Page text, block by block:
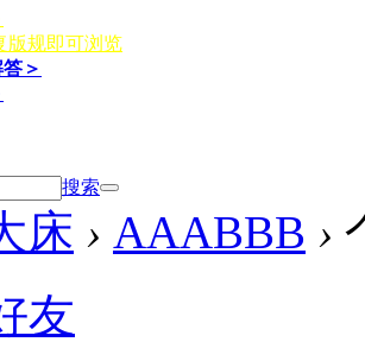
版规即可浏览
＞
搜索
床 › AAABBB ›
友